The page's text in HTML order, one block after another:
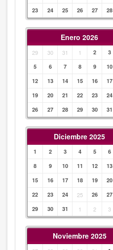
23
24 25 26 27 28
Enero 2026
29 30 31 1 2 3
5
6 7 8 9 10
12
13 14 15 16 17
19
20 21 22 23 24
26
27 28 29 30 31
Diciembre 2025
1 2 3 4 5 6
8
9 10 11 12 13
15
16 17 18 19 20
22
23 24 25 26 27
29
30 31 1 2 3
Noviembre 2025